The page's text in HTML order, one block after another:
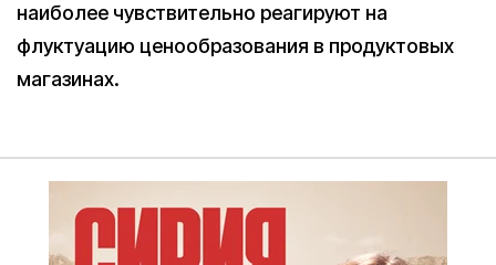
наиболее чувствительно реагируют на
флуктуацию ценообразования в продуктовых
магазинах.